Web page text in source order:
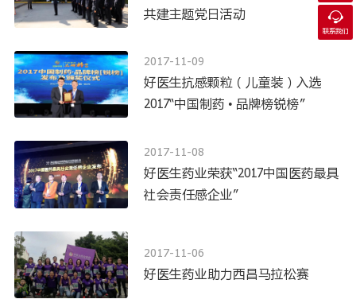
共建主题党日活动
2017-11-09
好医生抗感颗粒（儿童装）入选
2017“中国制药 • 品牌榜锐榜”
2017-11-08
好医生药业荣获“2017中国医药最具
社会责任感企业”
2017-11-06
好医生药业助力西昌马拉松赛

联系我们